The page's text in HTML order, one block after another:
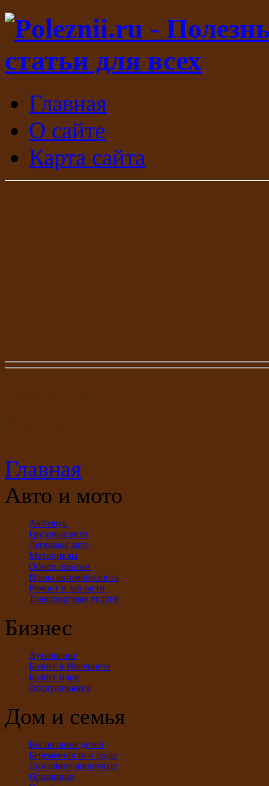
Главная
О сайте
Карта сайта
Главная
Авто и мото
Автозвук
Грузовые авто
Легковые авто
Мотоциклы
Обмен опытом
Права автомобилиста
Ремонт и запчасти
Транспортные услуги
Бизнес
Аутсорсинг
Бизнес в Интернете
Бизнес идеи
Обслуживание
Дом и семья
Воспитание детей
Беременность и роды
Домашние животные
Праздники